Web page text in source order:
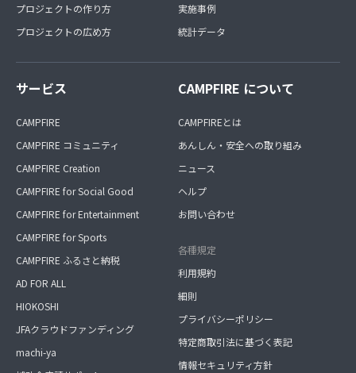
プロジェクトの作り方
プロジェクトの広め方
実施事例
統計データ
サービス
CAMPFIRE
CAMPFIRE コミュニティ
CAMPFIRE Creation
CAMPFIRE for Social Good
CAMPFIRE for Entertainment
CAMPFIRE for Sports
CAMPFIRE ふるさと納税
AD FOR ALL
HIOKOSHI
JFAクラウドファンディング
machi-ya
CAMPFIRE について
CAMPFIREとは
あんしん・安全への取り組み
ニュース
ヘルプ
お問い合わせ
各種規定
利用規約
細則
プライバシーポリシー
特定商取引法に基づく表記
情報セキュリティ方針